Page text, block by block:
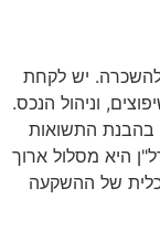
להשכרה. יש לקחת
וניהול הנכס.
בהבנת התשואות
היא מסלול ארוך
של ההשקעה